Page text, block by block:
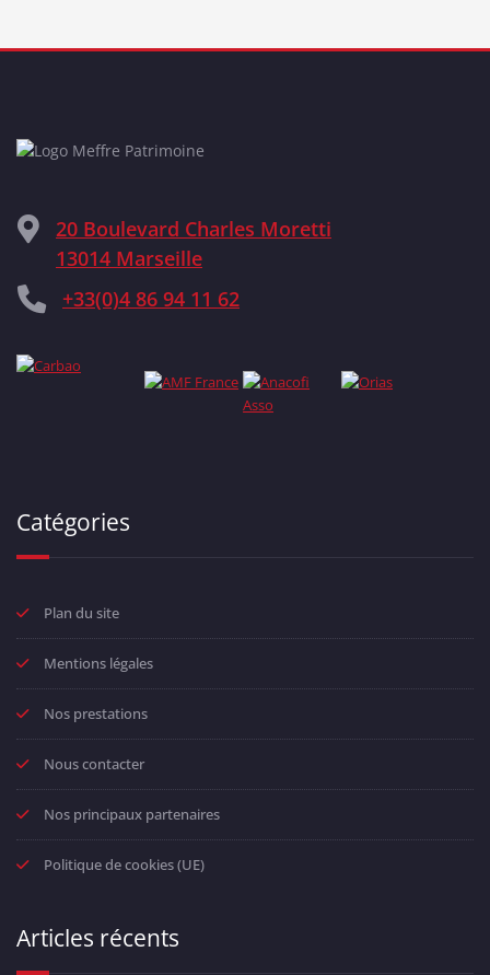
20 Boulevard Charles Moretti
13014 Marseille
+33(0)4 86 94 11 62
Catégories
Plan du site
Mentions légales
Nos prestations
Nous contacter
Nos principaux partenaires
Politique de cookies (UE)
Articles récents